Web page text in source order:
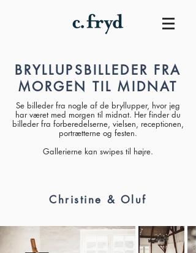
BRYLLUPSBILLEDER FRA
MORGEN TIL MIDNAT
Se billeder fra nogle af de bryllupper, hvor jeg
har været med morgen til midnat. Her finder du
billeder fra forberedelserne, vielsen, receptionen,
portrætterne og festen.
Gallerierne kan swipes til højre.
Christine & Oluf